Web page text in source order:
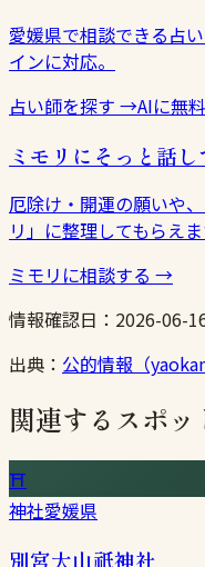
愛媛県で相談できる占
インに対応。
占い師を探す →AIに無
ミモリにそっと話し
厄除け・開運の願いや
リ」に整理してもらえま
ミモリに相談する →
情報確認日： 2026-06-
出典： 公的情報（
関連するスポッ
⛩
神社愛媛県
別宮大山祇神社